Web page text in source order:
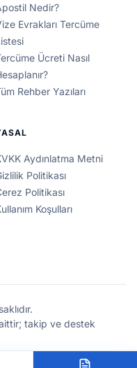
Nedir?
Evrakları Tercüme
Ücreti Nasıl
Rehber Yazıları
Aydınlatma Metni
Politikası
Politikası
Koşulları
takip ve destek